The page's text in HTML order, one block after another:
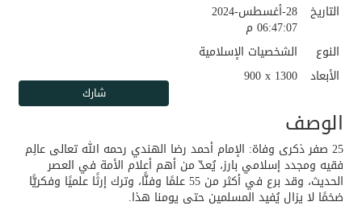
28-أغسطس-2024
06:47:07 م
التاريخ
الشخصيات الإسلامية
النوع
900 x 1300 الأبعاد
الوصف
25 صفر ذكرى وفاة: الإمام أحمد رضا الهندي رحمه الله تعالى عالِم
فقيه ومجدد إسلامي بارز، يُعدّ من أهم أعلام الأمة في العصر
الحديث، وقد برع في أكثر من 55 علمًا وفنًّا، وترك إرثًا علميًا وفكريًّا
ضخمًا لا يزال يُفيد المسلمين حتى يومنا هذا.